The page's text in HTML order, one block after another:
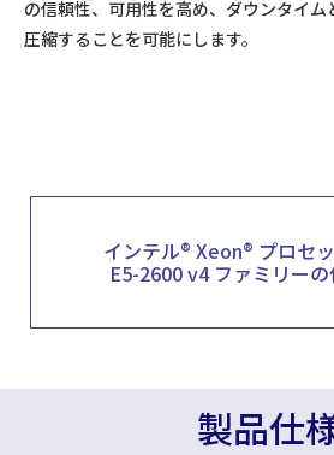
の信頼性、可用性を高め、ダウンタイ
圧縮することを可能にします。
インテル® Xeon® プロセ
E5-2600 v4 ファミリー
製品仕